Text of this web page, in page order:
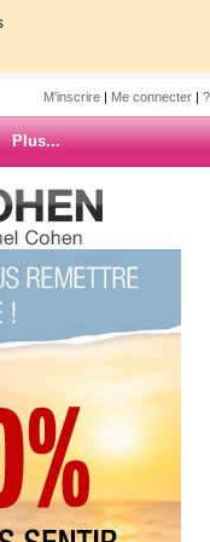
M'inscrire | Me connecter |
Plus...